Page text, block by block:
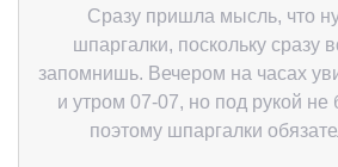
Сразу пришла мысль, что
шпаргалки, поскольку сразу
запомнишь. Вечером на часах
и утром 07-07, но под рукой не
поэтому шпаргалки